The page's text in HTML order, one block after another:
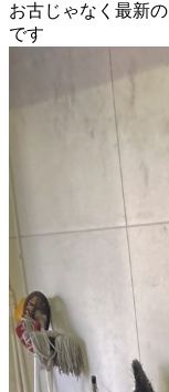
お古じゃなく最新
です